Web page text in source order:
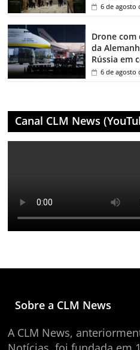
6 de agosto
Drone
da
Rússia em
6 de agosto
Canal CLM News
Sobre a CLM News
A CLM News,